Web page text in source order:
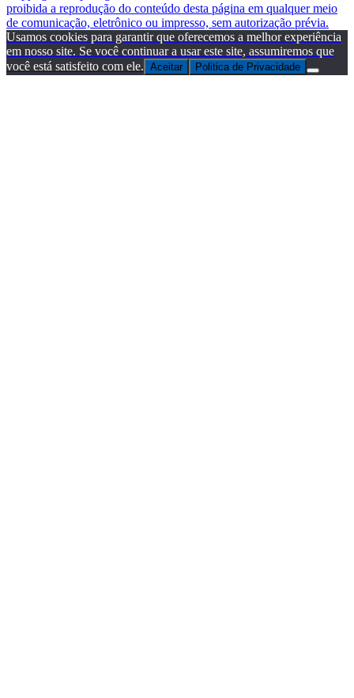
proibida a reprodução do conteúdo desta página em qualquer meio
de comunicação, eletrônico ou impresso, sem autorização prévia.
Usamos cookies para garantir que oferecemos a melhor experiência
em nosso site. Se você continuar a usar este site, assumiremos que
você está satisfeito com ele. Aceitar Politica de Privacidade